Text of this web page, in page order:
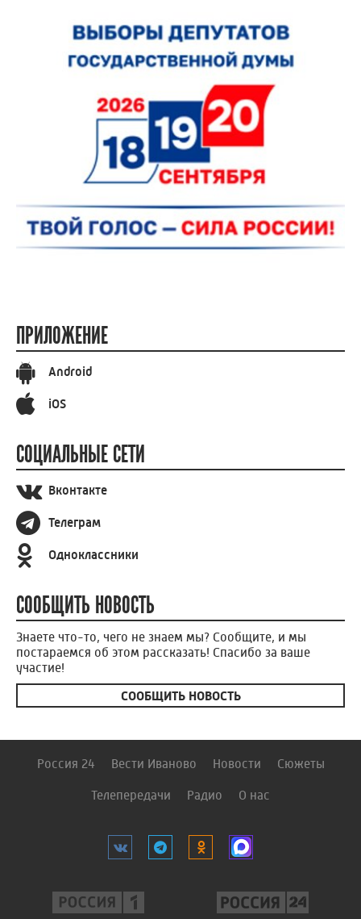
ПРИЛОЖЕНИЕ
Android
iOS
СОЦИАЛЬНЫЕ СЕТИ
Вконтакте
Телеграм
Одноклассники
СООБЩИТЬ НОВОСТЬ
Знаете что-то, чего не знаем мы? Сообщите, и мы
постараемся об этом рассказать! Спасибо за ваше
участие!
СООБЩИТЬ НОВОСТЬ
Россия 24 Вести Иваново Новости Сюжеты
Телепередачи Радио О нас